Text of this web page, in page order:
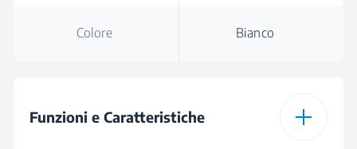
Colore Bianco
Funzioni e Caratteristiche